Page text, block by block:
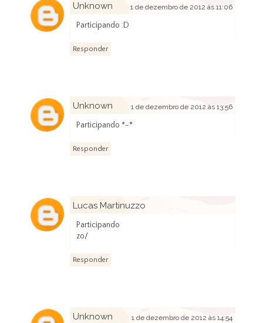
Unknown 1 de dezembro de 2012 às 11:06
Participando :D
Responder
Unknown 1 de dezembro de 2012 às 13:56
Participando *-*
Responder
Lucas Martinuzzo
Participando
zo/
Responder
Unknown 1 de dezembro de 2012 às 14:54